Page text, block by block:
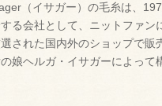
（イサガー）の毛糸は、
る会社として、ニットファン
された国内外のショップで
娘ヘルガ・イサガーによって